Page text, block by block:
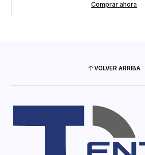
Comprar ahora
VOLVER ARRIBA